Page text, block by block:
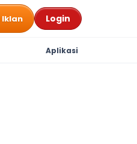
Iklan Login
Aplikasi